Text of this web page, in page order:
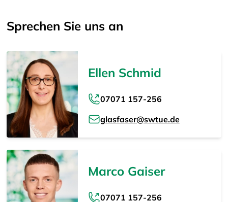
Sprechen Sie uns an
Ellen Schmid
07071 157-256
glasfaser@swtue.de
Marco Gaiser
07071 157-256